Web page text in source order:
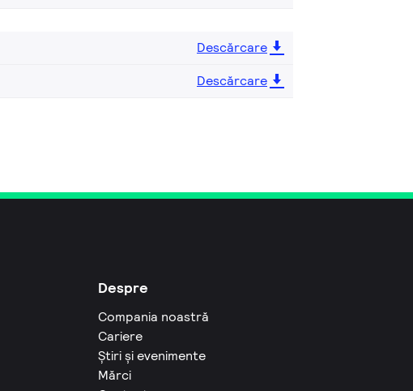
Descărcare
Descărcare
Despre
Compania noastră
Cariere
Știri și evenimente
Mărci